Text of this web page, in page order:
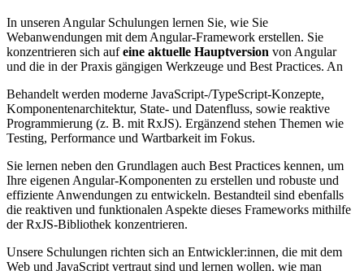
In unseren Angular Schulungen lernen Sie, wie Sie
Webanwendungen mit dem Angular-Framework erstellen. Sie
konzentrieren sich aufeine aktuelle Hauptversion von Angular
und die in der Praxis gängigen Werkzeuge und Best Practices. An
Behandelt werden moderne JavaScript-/TypeScript-Konzepte,
Komponentenarchitektur, State- und Datenfluss, sowie reaktive
Programmierung (z. B. mit RxJS). Ergänzend stehen Themen wie
Testing, Performance und Wartbarkeit im Fokus.
Sie lernen neben den Grundlagen auch Best Practices kennen, um
Ihre eigenen Angular-Komponenten zu erstellen und robuste und
effiziente Anwendungen zu entwickeln. Bestandteil sind ebenfalls
die reaktiven und funktionalen Aspekte dieses Frameworks mithilfe
der RxJS-Bibliothek konzentrieren.
Unsere Schulungen richten sich an Entwickler:innen, die mit dem
Web und JavaScript vertraut sind und lernen wollen, wie man